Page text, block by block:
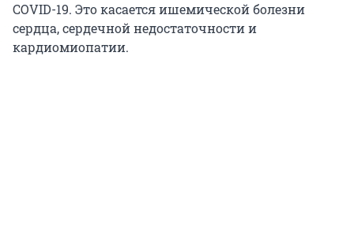
COVID-19. Это касается ишемической болезни
сердца, сердечной недостаточности и
кардиомиопатии.